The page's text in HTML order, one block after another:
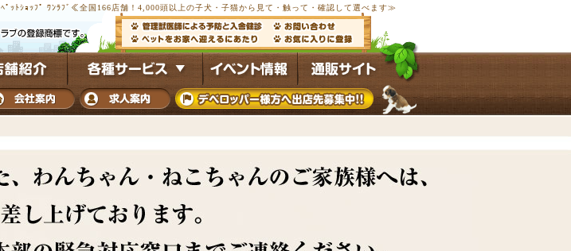
ﾍﾟｯﾄｼｮｯﾌﾟ ﾜﾝﾗﾌﾞ≪全国166店舗！4,000頭以上の子犬・子猫から見て・触って・確認して選べます≫